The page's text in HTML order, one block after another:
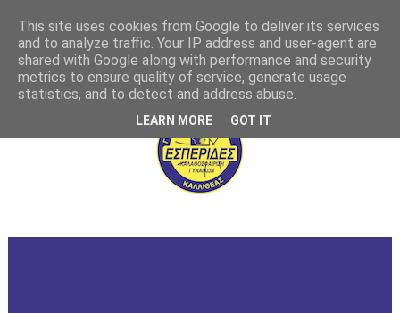
This site uses cookies from Google to deliver its services
and to analyze traffic. Your IP address and user-agent are
shared with Google along with performance and security
metrics to ensure quality of service, generate usage
statistics, and to detect and address abuse.
LEARN MORE GOT IT